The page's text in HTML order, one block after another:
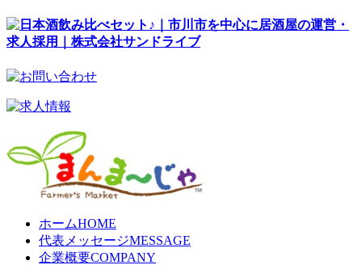
ホームHOME
代表メッセージMESSAGE
企業概要COMPANY